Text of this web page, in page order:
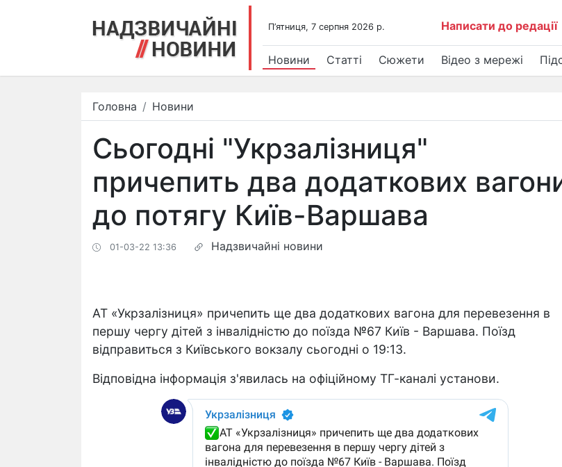
П’ятниця, 7 серпня 2026 р. Написати до редації
Новини Статті Сюжети Відео з мережі
Головна Новини
Сьогодні "Укрзалізниця"
причепить два додаткових
до потягу Київ-Варшава
01-03-22 13:36 Надзвичайні новини
АТ «Укрзалізниця» причепить ще два додаткових вагона для перевезення в
першу чергу дітей з інвалідністю до поїзда №67 Київ - Варшава. Поїзд
відправиться з Київського вокзалу сьогодні о 19:13.
Відповідна інформація з'явилась на офіційному ТГ-каналі установи.